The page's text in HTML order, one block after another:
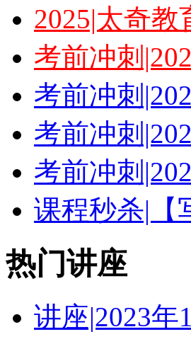
2025|太奇
考前冲刺
考前冲刺
考前冲刺
考前冲刺
课程秒杀|【
热门讲座
讲座|2023年